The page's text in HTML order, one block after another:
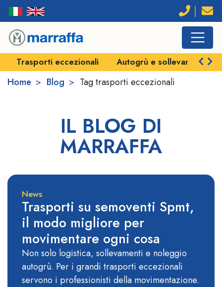
Trasporti eccezionali Autogrù e sollevamenti
Home Blog Tagtrasporti eccezionali
IL BLOG DI
MARRAFFA
News
Trasporti su semoventi Spmt,
il modo migliore per
movimentare ogni cosa
Non solo logistica, sollevamenti e noleggio
autogrù. Per i grandi trasporti eccezionali
servono i professionisti della movimentazione.